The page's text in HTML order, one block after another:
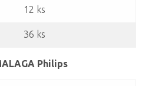
12 ks
36 ks
Philips